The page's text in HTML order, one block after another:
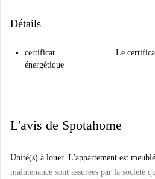
Détails
certificat
énergétique
Le
L'avis de Spotahome
Unité(s) à louer. L'appartement est
maintenance sont assurées par la société